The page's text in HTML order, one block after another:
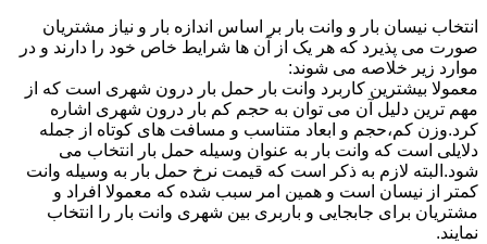
انتخاب نیسان بار و وانت بار بر اساس اندازه بار و نیاز مشتریان
صورت می پذیرد که هر یک از آن ها شرایط خاص خود را دارند و در
موارد زیر خلاصه می شوند:
معمولا بیشترین کاربرد وانت بار حمل بار درون شهری است که از
مهم ترین دلیل آن می توان به حجم کم بار درون شهری اشاره
کرد.وزن کم،حجم و ابعاد متناسب و مسافت های کوتاه از جمله
دلایلی است که وانت بار به عنوان وسیله حمل بار انتخاب می
شود.البته لازم به ذکر است که قیمت نرخ حمل بار به وسیله وانت
کمتر از نیسان است و همین امر سبب شده که معمولا افراد و
مشتریان برای جابجایی و باربری بین شهری وانت بار را انتخاب
نمایند.